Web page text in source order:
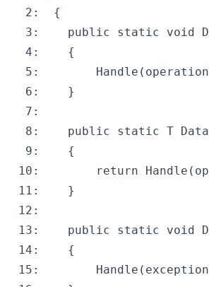
  2:
  3:
public static
void
  4:
  5:
  6:
  7:
  8:
public
static
  9:
10:
return
11:
12:
13:
public static
void
14:
15: